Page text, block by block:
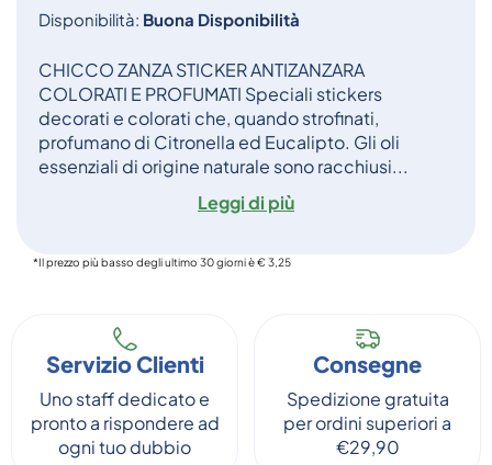
Disponibilità: Buona Disponibilità
CHICCO ZANZA STICKER ANTIZANZARA
COLORATI E PROFUMATI Speciali stickers
decorati e colorati che, quando strofinati,
profumano di Citronella ed Eucalipto. Gli oli
essenziali di origine naturale sono racchiusi...
Leggi di più
*Il prezzo più basso degli ultimo 30 giorni è € 3,25
Servizio Clienti
Uno staff dedicato e
pronto a rispondere ad
ogni tuo dubbio
Consegne
Spedizione gratuita
per ordini superiori a
€29,90